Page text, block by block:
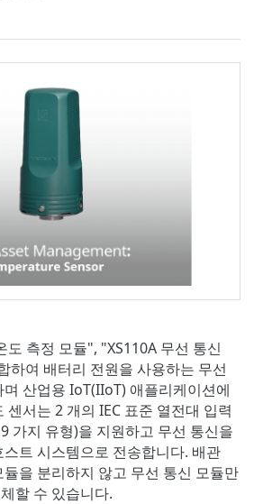
도 측정 모듈", "XS110A 무선 통신
하여 배터리 전원을 사용하는 무선
산업용 IoT(IIoT) 애플리케이션에
센서는 2 개의 IEC 표준 열전대 입력
가지 유형)을 지원하고 무선 통신을
트 시스템으로 전송합니다. 배관
을 분리하지 않고 무선 통신 모듈만
할 수 있습니다.